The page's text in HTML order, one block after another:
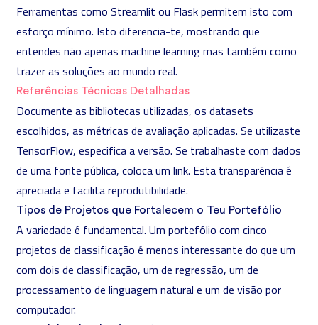
Ferramentas como Streamlit ou Flask permitem isto com
esforço mínimo. Isto diferencia-te, mostrando que
entendes não apenas machine learning mas também como
trazer as soluções ao mundo real.
Referências Técnicas Detalhadas
Documente as bibliotecas utilizadas, os datasets
escolhidos, as métricas de avaliação aplicadas. Se utilizaste
TensorFlow, especifica a versão. Se trabalhaste com dados
de uma fonte pública, coloca um link. Esta transparência é
apreciada e facilita reprodutibilidade.
Tipos de Projetos que Fortalecem o Teu Portefólio
A variedade é fundamental. Um portefólio com cinco
projetos de classificação é menos interessante do que um
com dois de classificação, um de regressão, um de
processamento de linguagem natural e um de visão por
computador.